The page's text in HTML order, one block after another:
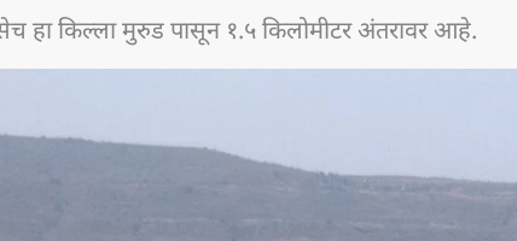
हा किल्ला मुरुड पासून १.५ किलोमीटर अंतरावर आहे.